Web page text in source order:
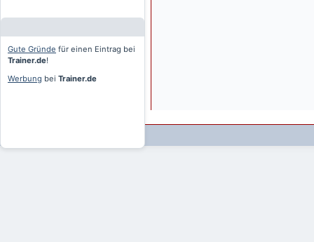
Gute Gründe für einen Eintrag bei
Trainer.de!
Werbung bei Trainer.de